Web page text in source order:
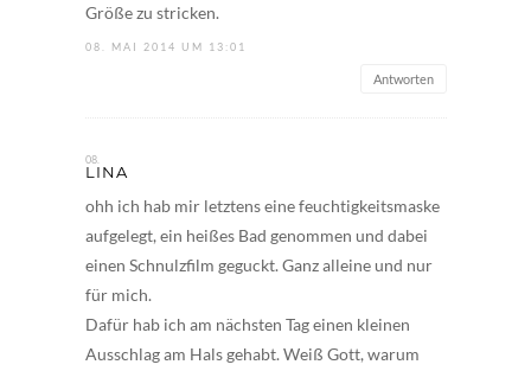
Größe zu stricken.
08. MAI 2014 UM 13:01
Antworten
LINA
ohh ich hab mir letztens eine feuchtigkeitsmaske
aufgelegt, ein heißes Bad genommen und dabei
einen Schnulzfilm geguckt. Ganz alleine und nur
für mich.
Dafür hab ich am nächsten Tag einen kleinen
Ausschlag am Hals gehabt. Weiß Gott, warum